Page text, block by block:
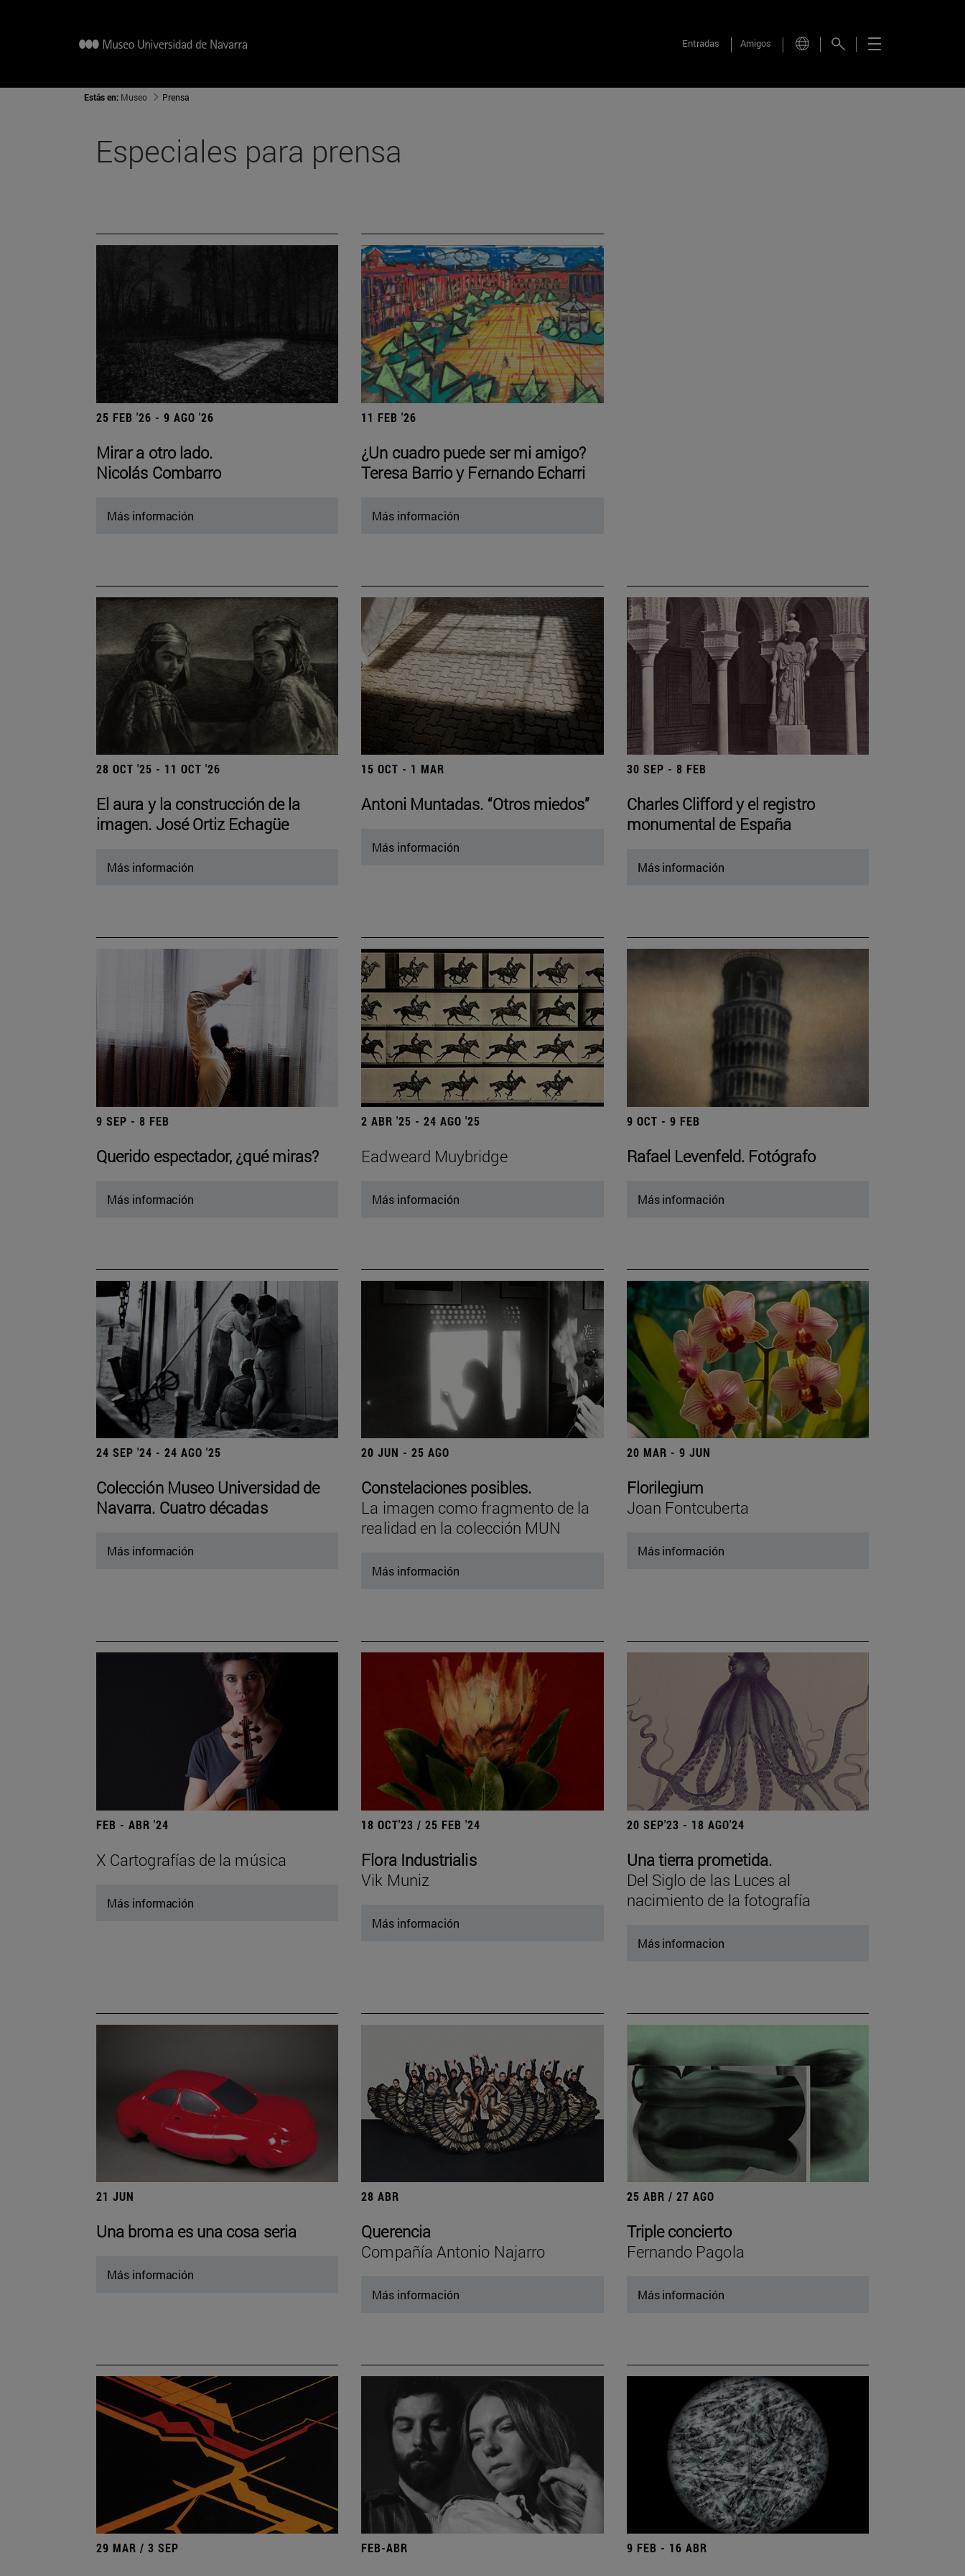
Entradas Amigos
Estás en: Museo Prensa
Especiales para prensa
25 FEB '26 - 9 AGO '26
Mirar a otro lado.
Nicolás Combarro
Más información
11 FEB '26
¿Un cuadro puede ser mi amigo?
Teresa Barrio y Fernando Echarri
Más información
28 OCT '25 - 11 OCT '26
El aura y la construcción de la
imagen. José Ortiz Echagüe
Más información
15 OCT - 1 MAR
Antoni Muntadas. “Otros miedos”
Más información
30 SEP - 8 FEB
Charles Clifford y el registro
monumental de España
Más información
9 SEP - 8 FEB
Querido espectador, ¿qué miras?
Más información
2 ABR '25 - 24 AGO '25
Eadweard Muybridge
Más información
9 OCT - 9 FEB
Rafael Levenfeld. Fotógrafo
Más información
24 SEP '24 - 24 AGO '25
Colección Museo Universidad de
Navarra. Cuatro décadas
Más información
20 JUN - 25 AGO
Constelaciones posibles.
La imagen como fragmento de la
realidad en la colección MUN
Más información
20 MAR - 9 JUN
Florilegium
Joan Fontcuberta
Más información
FEB - ABR '24
X Cartografías de la música
Más información
18 OCT'23 / 25 FEB '24
Flora Industrialis
Vik Muniz
Más información
20 SEP'23 - 18 AGO'24
Una tierra prometida.
Del Siglo de las Luces al
nacimiento de la fotografía
Más informacion
21 JUN
Una broma es una cosa seria
Más información
28 ABR
Querencia
Compañía Antonio Najarro
Más información
25 ABR / 27 AGO
Triple concierto
Fernando Pagola
Más información
29 MAR / 3 SEP FEB-ABR 9 FEB - 16 ABR